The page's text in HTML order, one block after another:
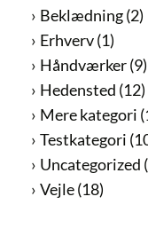
Beklædning(2)
Erhverv(1)
Håndværker(9)
Hedensted (12)
Mere kategori
Testkategori
Uncategorized
Vejle(18)